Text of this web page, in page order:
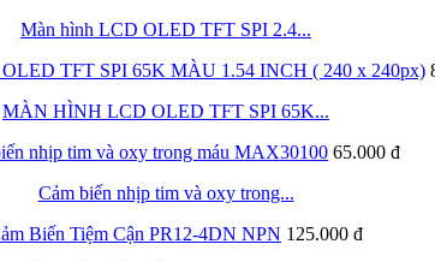
Màn hình LCD OLED TFT SPI 2.4...
MÀN HÌNH LCD OLED TFT SPI 65K...
65.000 đ
Cảm biến nhịp tim và oxy trong...
125.000 đ